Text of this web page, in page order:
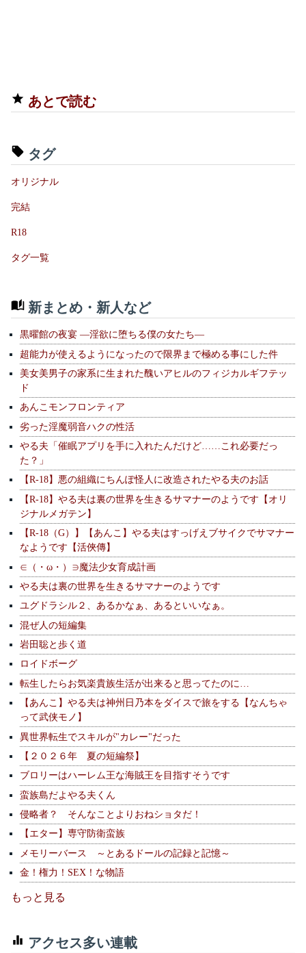
あとで読む
タグ
オリジナル
完結
R18
タグ一覧
新まとめ・新人など
黒曜館の夜宴 —淫欲に堕ちる僕の女たち—
超能力が使えるようになったので限界まで極める事にした件
美女美男子の家系に生まれた醜いアヒルのフィジカルギフテッ
ド
あんこモンフロンティア
劣った淫魔弱音ハクの性活
やる夫「催眠アプリを手に入れたんだけど……これ必要だっ
た？」
【R-18】悪の組織にちんぽ怪人に改造されたやる夫のお話
【R-18】やる夫は裏の世界を生きるサマナーのようです【オリ
ジナルメガテン】
【R-18（G）】【あんこ】やる夫はすっげえブサイクでサマナー
なようです【活俠傳】
∈（・ω・）∋魔法少女育成計画
やる夫は裏の世界を生きるサマナーのようです
ユグドラシル２、あるかなぁ、あるといいなぁ。
混ぜ人の短編集
岩田聡と歩く道
ロイドボーグ
転生したらお気楽貴族生活が出来ると思ってたのに…
【あんこ】やる夫は神州日乃本をダイスで旅をする【なんちゃ
って武侠モノ】
異世界転生でスキルが"カレー"だった
【２０２６年 夏の短編祭】
ブロリーはハーレム王な海賊王を目指すそうです
蛮族島だよやる夫くん
侵略者？ そんなことよりおねショタだ！
【エター】専守防衛蛮族
メモリーバース ～とあるドールの記録と記憶～
金！権力！SEX！な物語
もっと見る
アクセス多い連載